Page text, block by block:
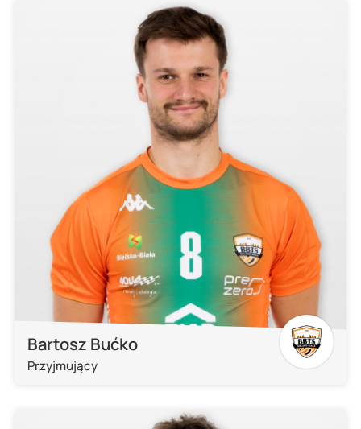
Bartosz Bućko
Przyjmujący